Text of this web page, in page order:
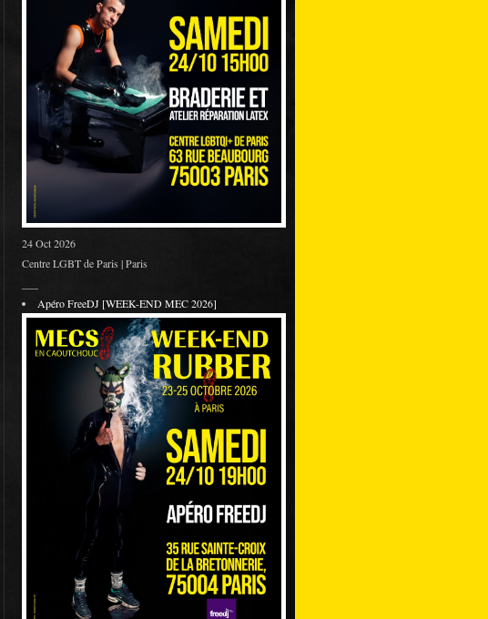
24 Oct 2026
Centre LGBT de Paris | Paris
Apéro FreeDJ [WEEK-END MEC 2026]